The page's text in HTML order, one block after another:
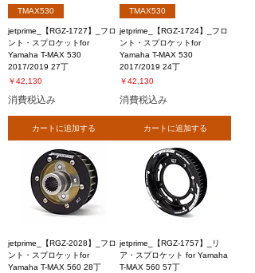
TMAX530
jetprime_【RGZ-1727】_フロ
ント・スプロケットfor
Yamaha T-MAX 530
2017/2019 27丁
価格
￥42,130
消費税込み
カートに追加する
TMAX530
jetprime_【RGZ-1724】_フロ
ント・スプロケットfor
Yamaha T-MAX 530
2017/2019 24丁
価格
￥42,130
消費税込み
カートに追加する
jetprime_【RGZ-2028】_フロ
ント・スプロケットfor
Yamaha T-MAX 560 28丁
jetprime_【RGZ-1757】_リ
ア・スプロケット for Yamaha
T-MAX 560 57丁